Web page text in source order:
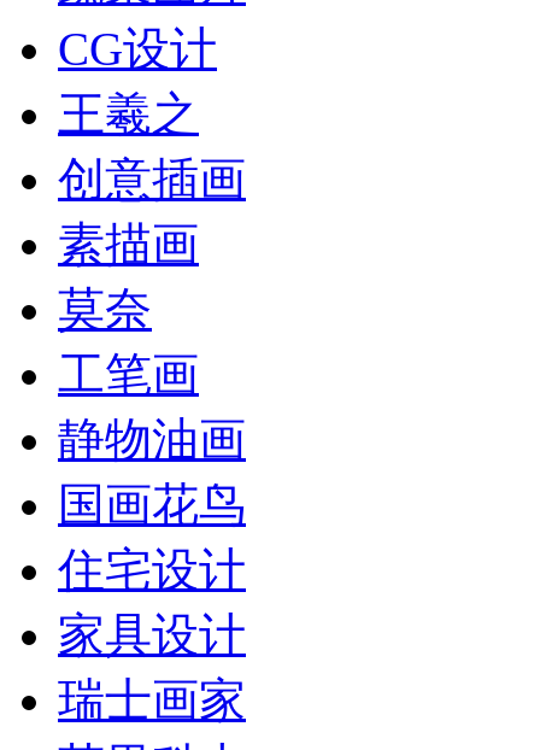
CG设计
王羲之
创意插画
素描画
莫奈
工笔画
静物油画
国画花鸟
住宅设计
家具设计
瑞士画家